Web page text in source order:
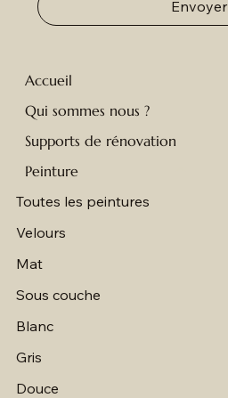
Accueil
Qui sommes nous ?
Supports de rénovation
Peinture
Toutes les peintures
Velours
Mat
Sous couche
Blanc
Gris
Douce
Envoyer